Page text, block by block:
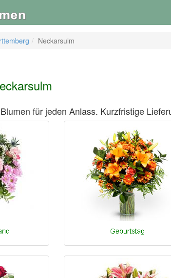
Neckarsulm
für jeden Anlass. Kurzfristige